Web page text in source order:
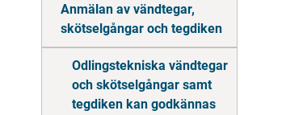
Anmälan av vändtegar,
skötselgångar och tegdiken
Odlingstekniska vändtegar
och skötselgångar samt
tegdiken kan godkännas